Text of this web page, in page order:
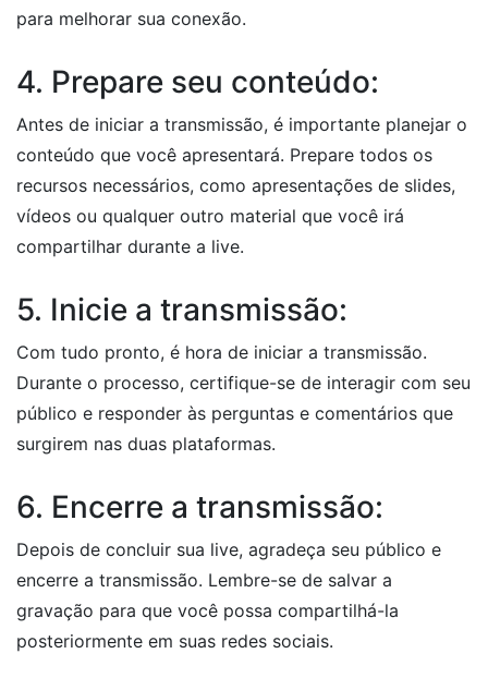
para melhorar sua conexão.
4. Prepare seu conteúdo:
Antes de iniciar a transmissão, é importante planejar o
conteúdo que você apresentará. Prepare todos os
recursos necessários, como apresentações de slides,
vídeos ou qualquer outro material que você irá
compartilhar durante a live.
5. Inicie a transmissão:
Com tudo pronto, é hora de iniciar a transmissão.
Durante o processo, certifique-se de interagir com seu
público e responder às perguntas e comentários que
surgirem nas duas plataformas.
6. Encerre a transmissão:
Depois de concluir sua live, agradeça seu público e
encerre a transmissão. Lembre-se de salvar a
gravação para que você possa compartilhá-la
posteriormente em suas redes sociais.